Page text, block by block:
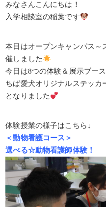
みなさんこんにちは！
入学相談室の稲葉です
本日はオープンキャンパス～
催しました
今日は8つの体験＆展示ブー
ちば愛犬オリジナルステッカ
となりました
体験授業の様子はこちら↓
＜動物看護コース＞
選べる☆動物看護師体験！